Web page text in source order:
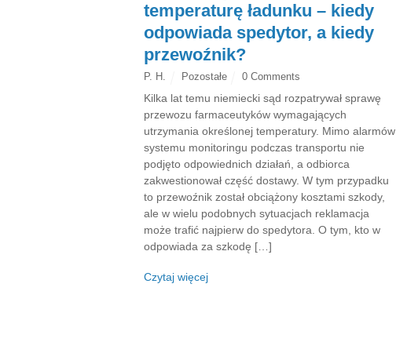
temperaturę ładunku – kiedy
odpowiada spedytor, a kiedy
przewoźnik?
P. H. Pozostałe 0 Comments
Kilka lat temu niemiecki sąd rozpatrywał sprawę
przewozu farmaceutyków wymagających
utrzymania określonej temperatury. Mimo alarmów
systemu monitoringu podczas transportu nie
podjęto odpowiednich działań, a odbiorca
zakwestionował część dostawy. W tym przypadku
to przewoźnik został obciążony kosztami szkody,
ale w wielu podobnych sytuacjach reklamacja
może trafić najpierw do spedytora. O tym, kto w
odpowiada za szkodę […]
Czytaj więcej